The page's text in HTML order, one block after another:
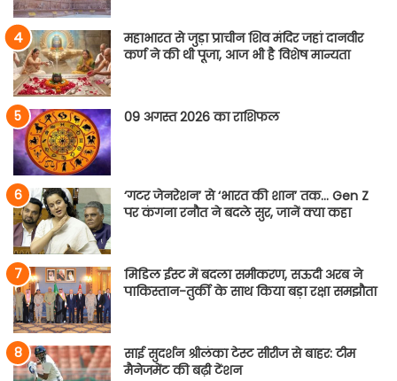
महाभारत से जुड़ा प्राचीन शिव मंदिर जहां दानवीर
कर्ण ने की थी पूजा, आज भी है विशेष मान्यता
09 अगस्त 2026 का राशिफल
‘गटर जेनरेशन’ से ‘भारत की शान’ तक… Gen Z
पर कंगना रनौत ने बदले सुर, जानें क्या कहा
मिडिल ईस्ट में बदला समीकरण, सऊदी अरब ने
पाकिस्तान-तुर्की के साथ किया बड़ा रक्षा समझौता
साई सुदर्शन श्रीलंका टेस्ट सीरीज से बाहर: टीम
मैनेजमेंट की बढ़ी टेंशन